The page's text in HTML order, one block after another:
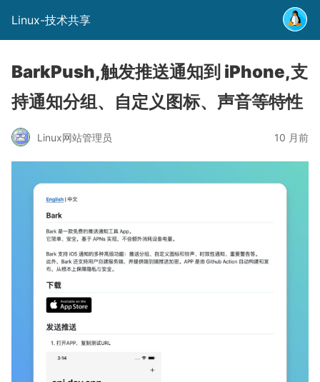
Linux-技术共享
BarkPush,触发推送通知到 iPhone,支
持通知分组、自定义图标、声音等特性
Linux网站管理员 10 月前